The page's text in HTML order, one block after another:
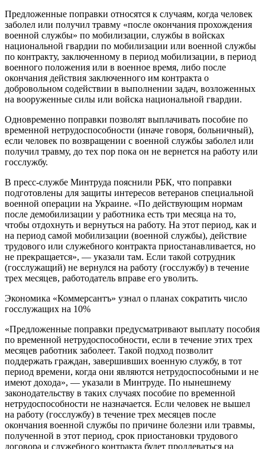
Предложенные поправки относятся к случаям, когда человек
заболел или получил травму «после окончания прохождения
военной службы» по мобилизации, службы в войсках
национальной гвардии по мобилизации или военной службы
по контракту, заключенному в период мобилизации, в период
военного положения или в военное время, либо после
окончания действия заключенного им контракта о
добровольном содействии в выполнении задач, возложенных
на вооруженные силы или войска национальной гвардии.
Одновременно поправки позволят выплачивать пособие по
временной нетрудоспособности (иначе говоря, больничный),
если человек по возвращении с военной службы заболел или
получил травму, до тех пор пока он не вернется на работу или
госслужбу.
В пресс-службе Минтруда пояснили РБК, что поправки
подготовлены для защиты интересов ветеранов специальной
военной операции на Украине. «По действующим нормам
после демобилизации у работника есть три месяца на то,
чтобы отдохнуть и вернуться на работу. На этот период, как и
на период самой мобилизации (военной службы), действие
трудового или служебного контракта приостанавливается, но
не прекращается», — указали там. Если такой сотрудник
(госслужащий) не вернулся на работу (госслужбу) в течение
трех месяцев, работодатель вправе его уволить.
Экономика «Коммерсантъ» узнал о планах сократить число
госслужащих на 10%
«Предложенные поправки предусматривают выплату пособия
по временной нетрудоспособности, если в течение этих трех
месяцев работник заболеет. Такой подход позволит
поддержать граждан, завершивших военную службу, в тот
период времени, когда они являются нетрудоспособными и не
имеют дохода», — указали в Минтруде. По нынешнему
законодательству в таких случаях пособие по временной
нетрудоспособности не назначается. Если человек не вышел
на работу (госслужбу) в течение трех месяцев после
окончания военной службы по причине болезни или травмы,
полученной в этот период, срок приостановки трудового
договора и служебного контракта будет продлеваться на